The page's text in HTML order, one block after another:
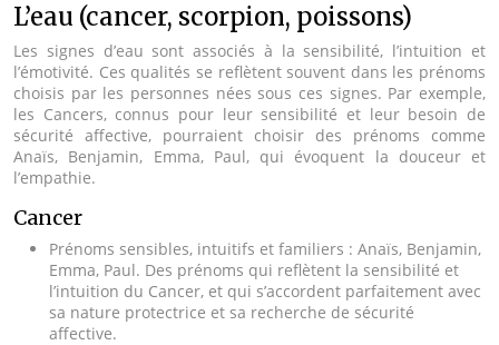
L’eau (cancer, scorpion, poissons)
Les signes d’eau sont associés à la sensibilité, l’intuition et
l’émotivité. Ces qualités se reflètent souvent dans les prénoms
choisis par les personnes nées sous ces signes. Par exemple,
les Cancers, connus pour leur sensibilité et leur besoin de
sécurité affective, pourraient choisir des prénoms comme
Anaïs, Benjamin, Emma, Paul, qui évoquent la douceur et
l’empathie.
Cancer
Prénoms sensibles, intuitifs et familiers : Anaïs, Benjamin,
Emma, Paul. Des prénoms qui reflètent la sensibilité et
l’intuition du Cancer, et qui s’accordent parfaitement avec
sa nature protectrice et sa recherche de sécurité
affective.